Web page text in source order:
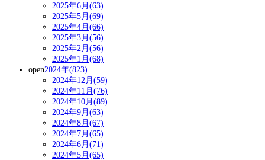
2025年6月(63)
2025年5月(69)
2025年4月(66)
2025年3月(56)
2025年2月(56)
2025年1月(68)
open2024年(823)
2024年12月(59)
2024年11月(76)
2024年10月(89)
2024年9月(63)
2024年8月(67)
2024年7月(65)
2024年6月(71)
2024年5月(65)